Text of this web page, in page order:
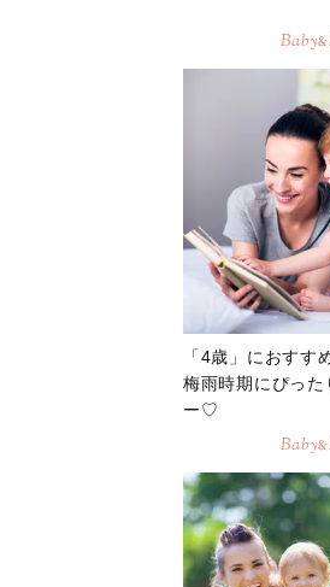
Baby&
「4歳」におすす
梅雨時期にぴった
ー♡
Baby&